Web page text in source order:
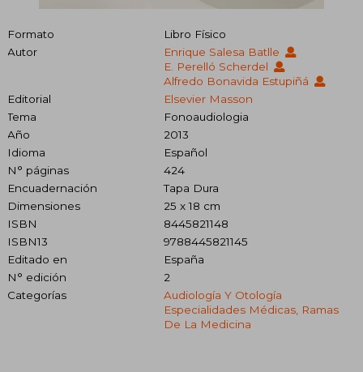
Formato
Libro Físico
Autor
Enrique Salesa Batlle
E. Perelló Scherdel
Alfredo Bonavida Estupiñá
Editorial
Elsevier Masson
Tema
Fonoaudiologia
Año
2013
Idioma
Español
N° páginas
424
Encuadernación
Tapa Dura
Dimensiones
25 x 18 cm
ISBN
8445821148
ISBN13
9788445821145
Editado en
España
N° edición
2
Categorías
Audiología Y Otología
Especialidades Médicas, Ramas
De La Medicina